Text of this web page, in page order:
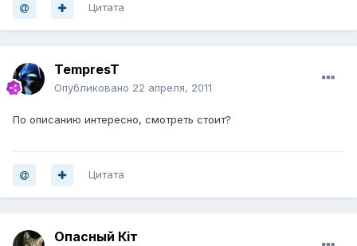
Цитата
TempresT
Опубликовано 22 апреля, 2011
По описанию интересно, смотреть стоит?
Цитата
Опасный Кiт